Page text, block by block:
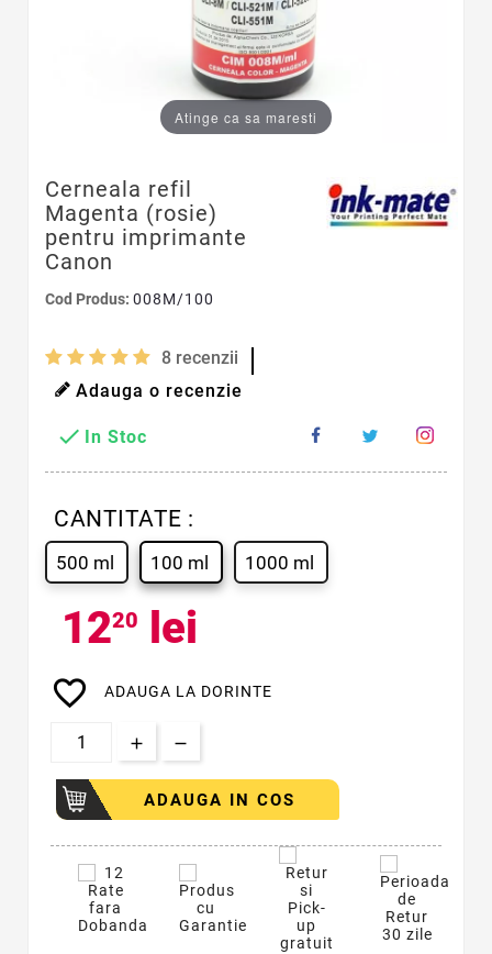
Atinge ca sa maresti
Cerneala refil
Magenta (rosie)
pentru imprimante
Canon
Cod Produs: 008M/100
8 recenzii
Adauga o recenzie
 In Stoc
CANTITATE :
500 ml 100 ml 1000 ml
1220 lei
favorite_border ADAUGA LA DORINTE
ADAUGA IN COS